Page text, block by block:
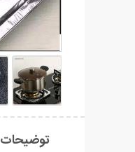
توضیحات